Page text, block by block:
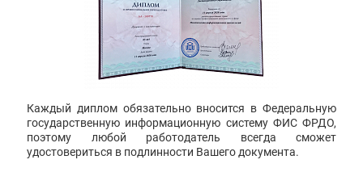
Каждый диплом обязательно вносится в Федеральную
государственную информационную систему ФИС ФРДО,
поэтому любой работодатель всегда сможет
удостовериться в подлинности Вашего документа.